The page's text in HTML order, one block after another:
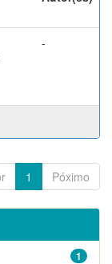
-
1 Póximo
1